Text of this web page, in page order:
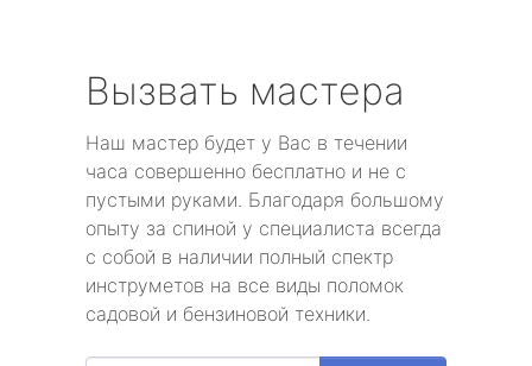
Вызвать мастера
Наш мастер будет у Вас в течении
часа совершенно бесплатно и не с
пустыми руками. Благодаря большому
опыту за спиной у специалиста всегда
с собой в наличии полный спектр
инструметов на все виды поломок
садовой и бензиновой техники.